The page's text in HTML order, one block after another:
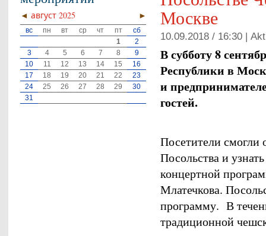
Москве
10.09.2018 / 16:30 |
В субботу 8
Республики в
и
гостей.
Посетители смогли
Посольства и
концертной
Млатечкова.
программу. В
традиционной
◄ ►
август 2025
вс пн вт ср чт пт
сб
1
2
3
4 5 6 7 8
9
10
11 12 13 14 15
16
17
18 19 20 21 22
23
24
25 26 27 28 29
30
31